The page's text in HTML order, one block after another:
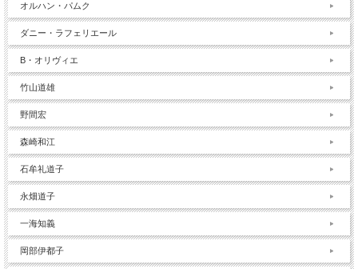
オルハン・パムク
ダニー・ラフェリエール
B・オリヴィエ
竹山道雄
野間宏
森崎和江
石牟礼道子
永畑道子
一海知義
岡部伊都子